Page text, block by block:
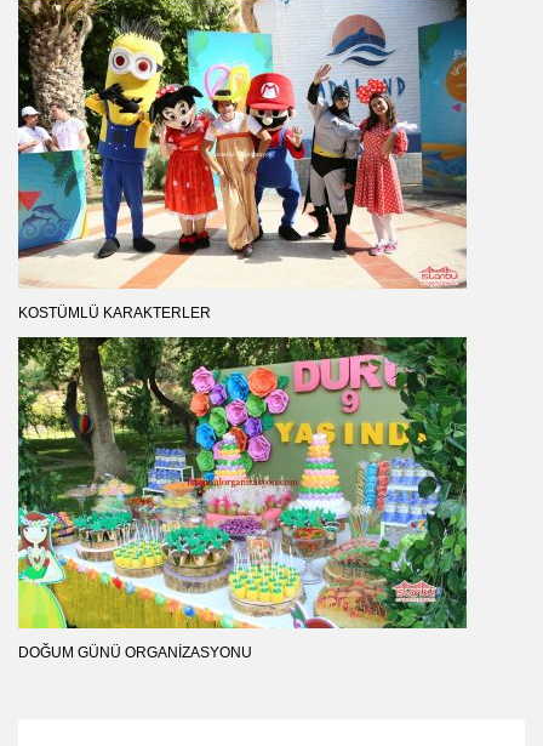
KOSTÜMLÜ KARAKTERLER
DOĞUM GÜNÜ ORGANIZASYONU